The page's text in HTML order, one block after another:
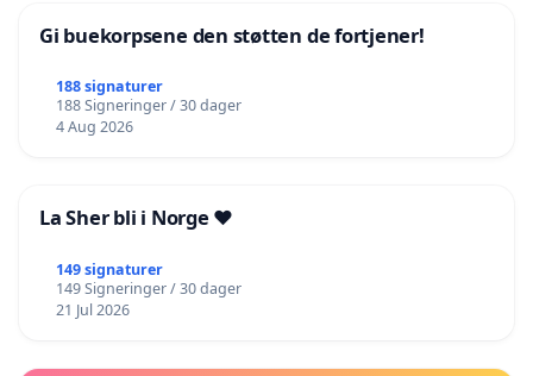
Gi buekorpsene den støtten de fortjener!
188 signaturer
188 Signeringer / 30 dager
4 Aug 2026
La Sher bli i Norge ❤️
149 signaturer
149 Signeringer / 30 dager
21 Jul 2026